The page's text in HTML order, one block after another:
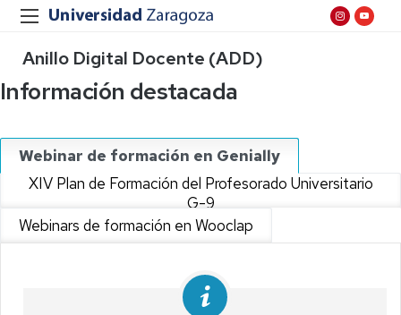
Anillo Digital Docente (ADD)
Información destacada
Webinar de formación en Genially
XIV Plan de Formación del Profesorado Universitario
G-9
Webinars de formación en Wooclap